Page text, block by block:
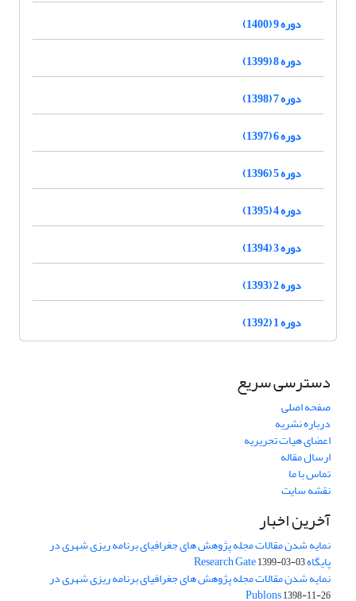
دوره 9 (1400)
دوره 8 (1399)
دوره 7 (1398)
دوره 6 (1397)
دوره 5 (1396)
دوره 4 (1395)
دوره 3 (1394)
دوره 2 (1393)
دوره 1 (1392)
دسترسی سریع
صفحه اصلی
درباره نشریه
اعضای هیات تحریریه
ارسال مقاله
تماس با ما
نقشه سایت
آخرین اخبار
نمایه شدن مقالات مجله پژوهش های جغرافیای برنامه ریزی شهری در
پایگاه Research Gate1399-03-03
نمایه شدن مقالات مجله پژوهش های جغرافیای برنامه ریزی شهری در
Publons1398-11-26